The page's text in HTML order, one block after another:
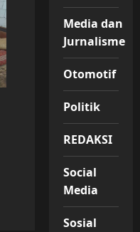
Media dan
Jurnalisme
Otomotif
Politik
REDAKSI
Social
Media
Sosial